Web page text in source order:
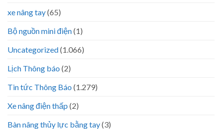
xe nâng tay(65)
Bộ nguồn mini điện(1)
Uncategorized(1.066)
Lịch Thông báo (2)
Tin tức Thông Báo (1.279)
Xe nâng điện thấp (2)
Bàn nâng thủy lực bằng tay(3)